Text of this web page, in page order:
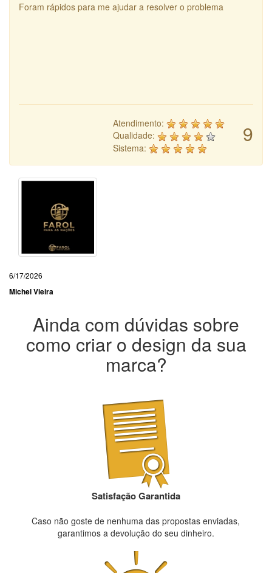
Foram rápidos para me ajudar a resolver o problema
9
Atendimento:
Qualidade:
Sistema:
6/17/2026
Michel Vieira
Ainda com dúvidas sobre
como criar o design da sua
marca?
Satisfação Garantida
Caso não goste de nenhuma das propostas enviadas,
garantimos a devolução do seu dinheiro.